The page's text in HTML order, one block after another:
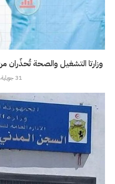
وزارتا التشغيل والصحة تُحذّران
31 جويلية، 2026